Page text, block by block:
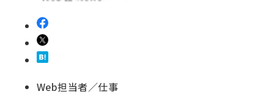
Web担当者／仕事